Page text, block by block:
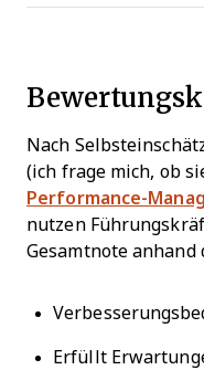
Nach
(ich frage mich, ob
Performance-
nutzen
Gesamtnote anhand
Erfüllt